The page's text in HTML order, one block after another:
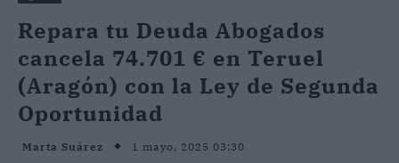
Repara tu Deuda Abogados
cancela 74.701 € en Teruel
(Aragón) con la Ley de Segunda
Oportunidad
Marta Suárez 1 mayo, 2025 03:30